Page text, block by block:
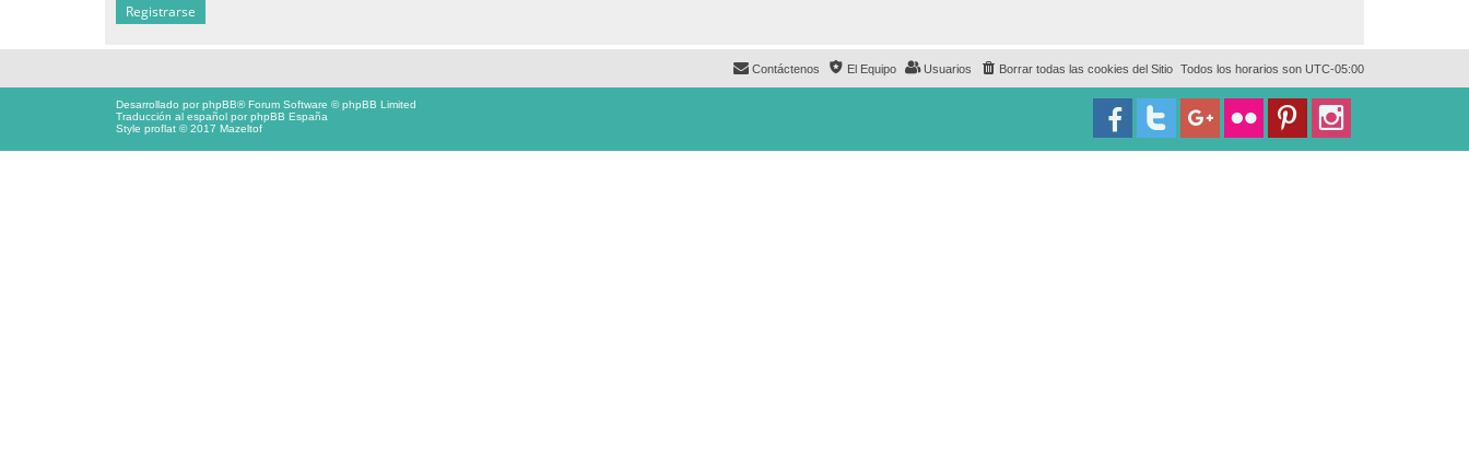
Registrarse
Todos los horarios son UTC-05:00
Borrar todas las cookies del Sitio
Usuarios
El Equipo
Contáctenos
Desarrollado porphpBB® Forum Software © phpBB Limited
Traducción al español porphpBB España
Style proflat © 2017 Mazeltof